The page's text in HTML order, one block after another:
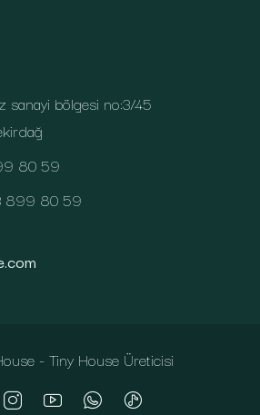
sanayi bölgesi no:3/45
80 59
899 80 59
- Tiny House Üreticisi